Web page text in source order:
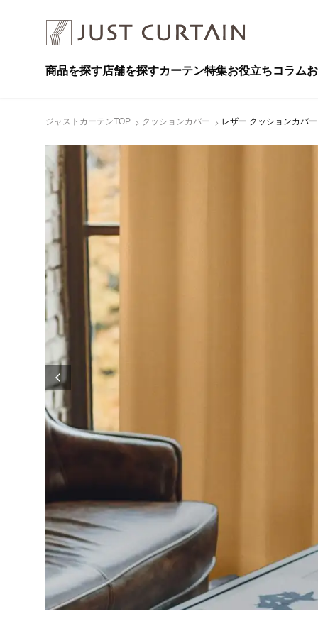
商品を探す店舗を探すカーテン特集お役立ちコラム
ジャストカーテンTOP クッションカバー レザー クッションカバ